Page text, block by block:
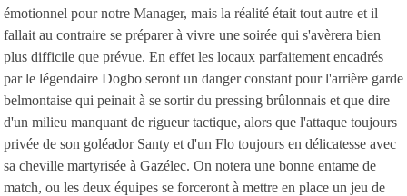
émotionnel pour notre Manager, mais la réalité était tout autre et il
fallait au contraire se préparer à vivre une soirée qui s'avèrera bien
plus difficile que prévue. En effet les locaux parfaitement encadrés
par le légendaire Dogbo seront un danger constant pour l'arrière garde
belmontaise qui peinait à se sortir du pressing brûlonnais et que dire
d'un milieu manquant de rigueur tactique, alors que l'attaque toujours
privée de son goléador Santy et d'un Flo toujours en délicatesse avec
sa cheville martyrisée à Gazélec. On notera une bonne entame de
match, ou les deux équipes se forceront à mettre en place un jeu de